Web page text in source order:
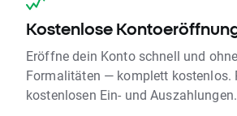
Kostenlose
Eröffne dein Konto schnell und
Formalitäten — komplett kostenlos.
kostenlosen Ein- und Auszahlungen.